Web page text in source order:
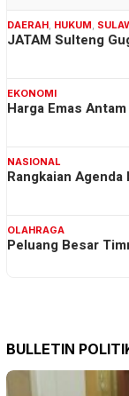
DAERAH, HUKUM,
JATAM Sulteng
EKONOMI
Harga Emas
NASIONAL
Rangkaian
OLAHRAGA
Peluang Besar
BULLETIN